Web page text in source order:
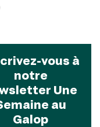
vous à
notre
Une
au
Galop